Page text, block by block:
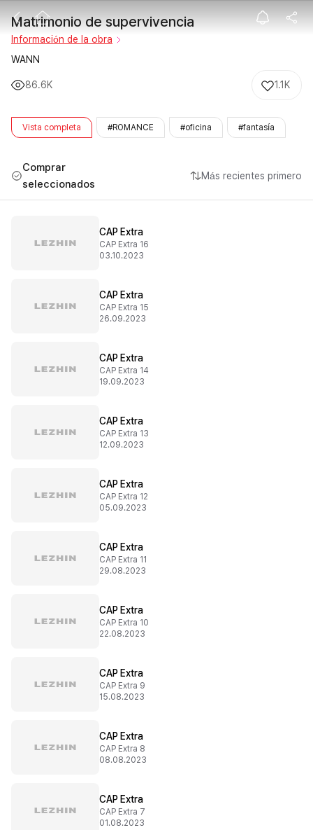
Matrimonio
Matrimonio de supervivencia
Información de la obra
WANN
86.6K 1.1K
Vista completa #ROMANCE #oficina #fantasía
Comprar
seleccionados
Más recientes primero
CAP Extra
CAP Extra 16
03.10.2023
CAP Extra
CAP Extra 15
26.09.2023
CAP Extra
CAP Extra 14
19.09.2023
CAP Extra
CAP Extra 13
12.09.2023
CAP Extra
CAP Extra 12
05.09.2023
CAP Extra
CAP Extra 11
29.08.2023
CAP Extra
CAP Extra 10
22.08.2023
CAP Extra
CAP Extra 9
15.08.2023
CAP Extra
CAP Extra 8
08.08.2023
CAP Extra
CAP Extra 7
01.08.2023